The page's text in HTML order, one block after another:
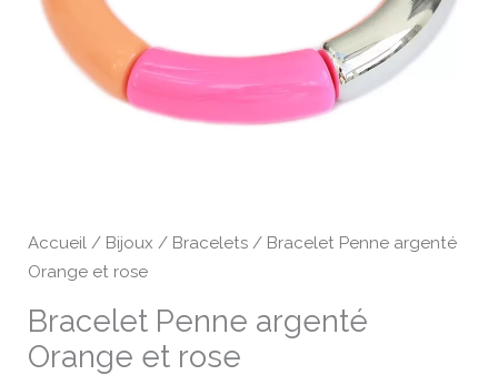
Accueil / Bijoux / Bracelets / Bracelet Penne argenté
Orange et rose
Bracelet Penne argenté
Orange et rose